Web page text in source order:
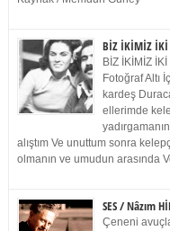
BİZ İKİMİZ İKİ
BİZ İKİMİZ
Fotoğraf Altı
kardeş
ellerimde
alıştım Ve unuttum sonra
olmanın ve umudun arasında
SES / Nâzım
Çeneni